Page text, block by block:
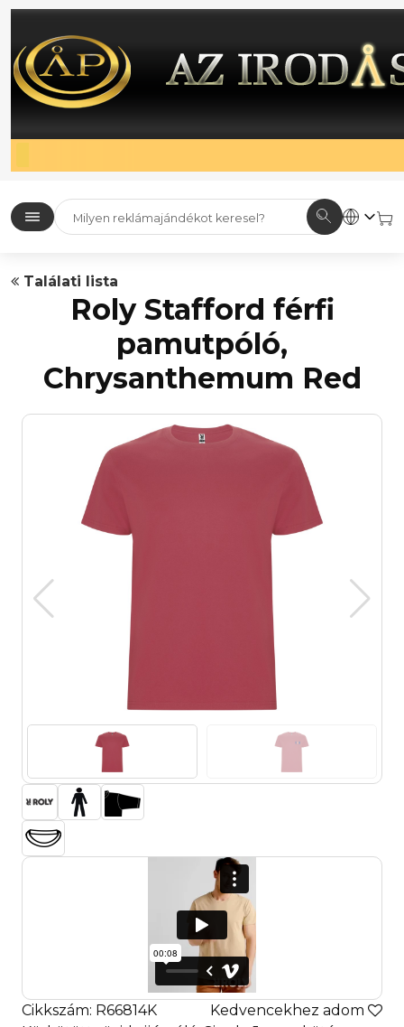
Találati lista
Roly Stafford férfi
pamutpóló,
Chrysanthemum Red
Cikkszám: R66814K
Kedvencekhez adom